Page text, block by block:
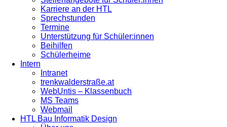
Karriere an der HTL
Sprechstunden
Termine
Unterstützung für Schüler:innen
Beihilfen
Schülerheime
Intern
Intranet
trenkwalderstraße.at
WebUntis – Klassenbuch
MS Teams
Webmail
HTL Bau Informatik Design